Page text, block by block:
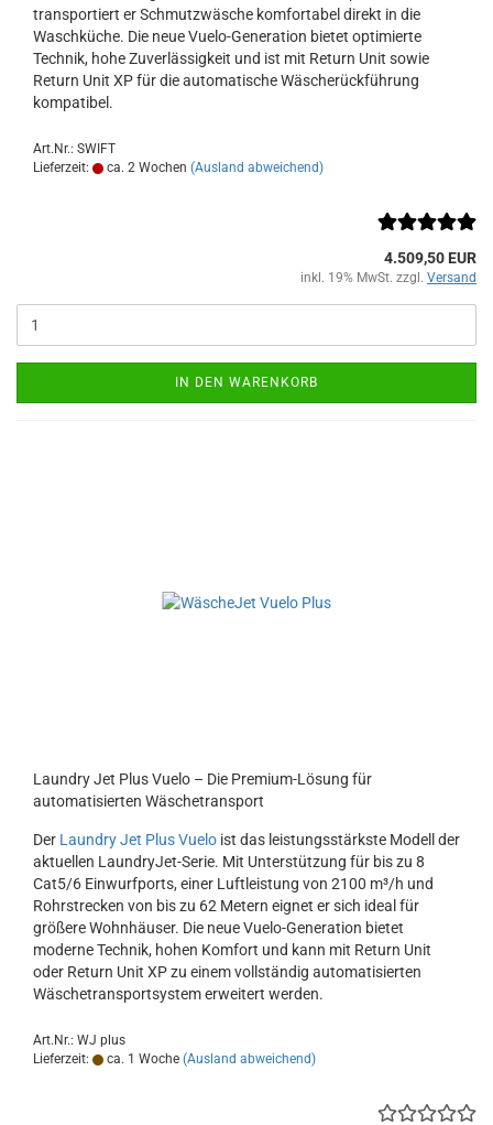
transportiert er Schmutzwäsche komfortabel direkt in die
Waschküche. Die neue Vuelo-Generation bietet optimierte
Technik, hohe Zuverlässigkeit und ist mit Return Unit sowie
Return Unit XP für die automatische Wäscherückführung
kompatibel.
Art.Nr.: SWIFT
Lieferzeit:
ca. 2 Wochen (Ausland abweichend)
4.509,50 EUR
inkl. 19% MwSt. zzgl. Versand
IN DEN WARENKORB
Laundry Jet Plus Vuelo – Die Premium-Lösung für
automatisierten Wäschetransport
Der Laundry Jet Plus Vuelo ist das leistungsstärkste Modell der
aktuellen LaundryJet-Serie. Mit Unterstützung für bis zu 8
Cat5/6 Einwurfports, einer Luftleistung von 2100 m³/h und
Rohrstrecken von bis zu 62 Metern eignet er sich ideal für
größere Wohnhäuser. Die neue Vuelo-Generation bietet
moderne Technik, hohen Komfort und kann mit Return Unit
oder Return Unit XP zu einem vollständig automatisierten
Wäschetransportsystem erweitert werden.
Art.Nr.: WJ plus
Lieferzeit:
ca. 1 Woche (Ausland abweichend)